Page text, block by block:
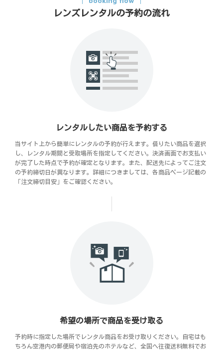
レンズレンタルの予約の流れ
レンタルしたい商品を予約する
当サイト上から簡単にレンタルの予約が行えます。借りたい商品を選択
し、レンタル期間と受取場所を指定してください。決済画面でお支払い
が完了した時点で予約が確定となります。また、配送先によってご注文
の予約締切日が異なります。詳細につきましては、各商品ページ記載の
「注文締切目安」をご確認ください。
希望の場所で商品を受け取る
予約時に指定した場所でレンタル商品をお受け取りください。自宅はも
ちろん空港内の郵便局や宿泊先のホテルなど、全国へ往復送料無料でお